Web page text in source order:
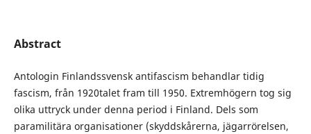
Abstract
Antologin Finlandssvensk antifascism behandlar tidig
fascism, från 1920talet fram till 1950. Extremhögern tog sig
olika uttryck under denna period i Finland. Dels som
paramilitära organisationer (skyddskårerna, jägarrörelsen,